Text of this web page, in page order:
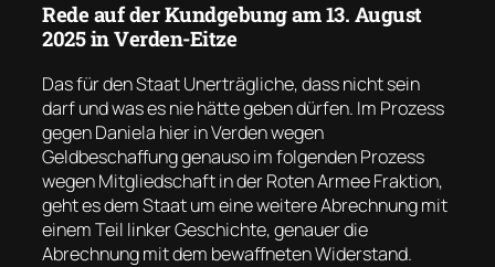
Rede auf der Kundgebung am 13. August
2025 in Verden-Eitze
Das für den Staat Unerträgliche, dass nicht sein
darf und was es nie hätte geben dürfen. Im Prozess
gegen Daniela hier in Verden wegen
Geldbeschaffung genauso im folgenden Prozess
wegen Mitgliedschaft in der Roten Armee Fraktion,
geht es dem Staat um eine weitere Abrechnung mit
einem Teil linker Geschichte, genauer die
Abrechnung mit dem bewaffneten Widerstand.